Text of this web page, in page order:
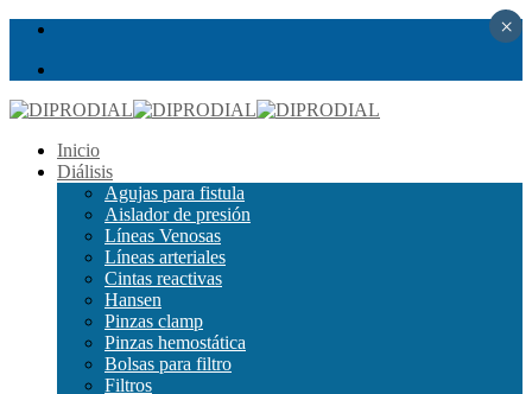
Inicio
Diálisis
Agujas para fistula
Aislador de presión
Líneas Venosas
Líneas arteriales
Cintas reactivas
Hansen
Pinzas clamp
Pinzas hemostática
Bolsas para filtro
Filtros
×